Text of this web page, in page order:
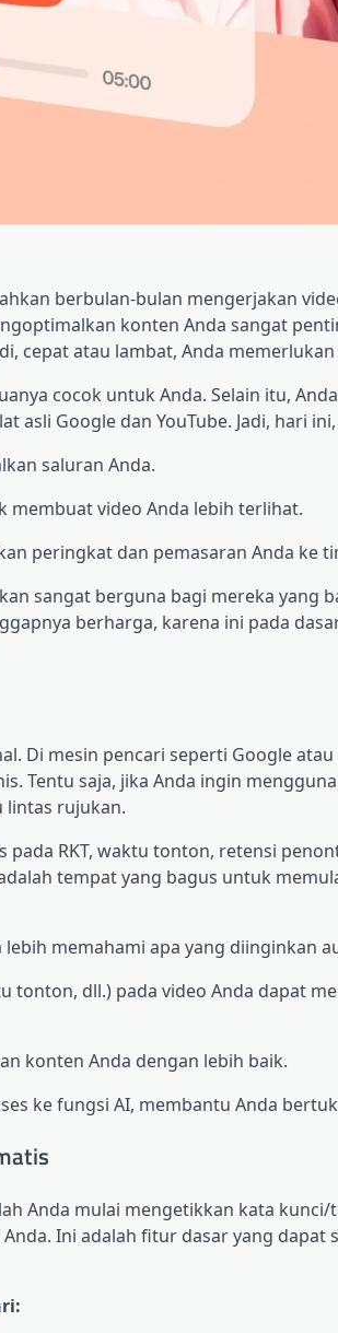
berbulan-bulan mengerjakan
konten Anda sangat
cepat atau lambat, Anda memerlukan
cocok untuk Anda. Selain itu,
asli Google dan YouTube. Jadi, hari
saluran Anda.
membuat video Anda lebih terlihat.
peringkat dan pemasaran Anda ke
sangat berguna bagi mereka yang
berharga, karena ini pada
Di mesin pencari seperti Google
Tentu saja, jika Anda ingin
lintas rujukan.
pada RKT, waktu tonton, retensi
tempat yang bagus untuk
memahami apa yang diinginkan
tonton, dll.) pada video Anda dapat
konten Anda dengan lebih baik.
ke fungsi AI, membantu Anda
Anda mulai mengetikkan kata
Ini adalah fitur dasar yang dapat